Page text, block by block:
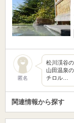
匿名
松川渓谷
山田温泉
チロル…
関連情報から探す